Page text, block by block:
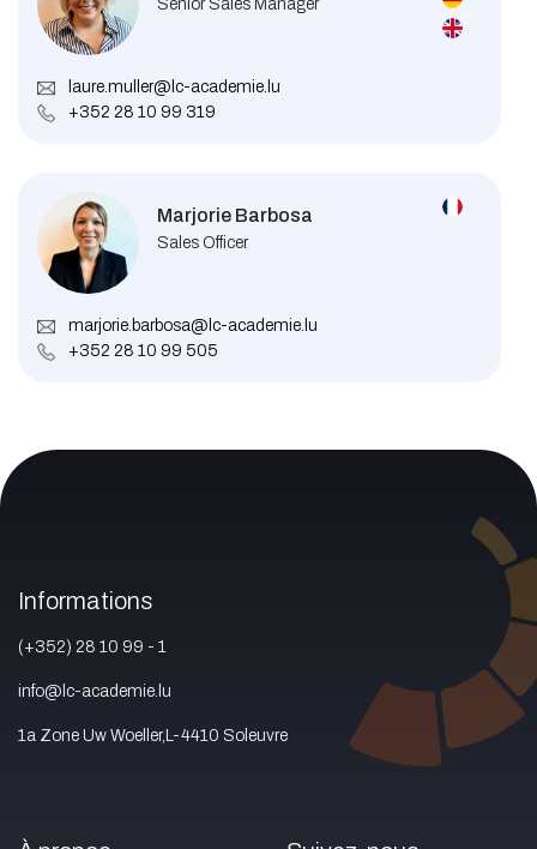
Senior Sales Manager
laure.muller@lc-academie.lu
+352 28 10 99 319
Marjorie Barbosa
Sales Officer
marjorie.barbosa@lc-academie.lu
+352 28 10 99 505
Informations
(+352) 28 10 99 - 1
info@lc-academie.lu
1a Zone Uw Woeller,L-4410 Soleuvre